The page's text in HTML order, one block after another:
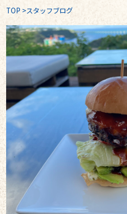
TOP >スタッフブログ